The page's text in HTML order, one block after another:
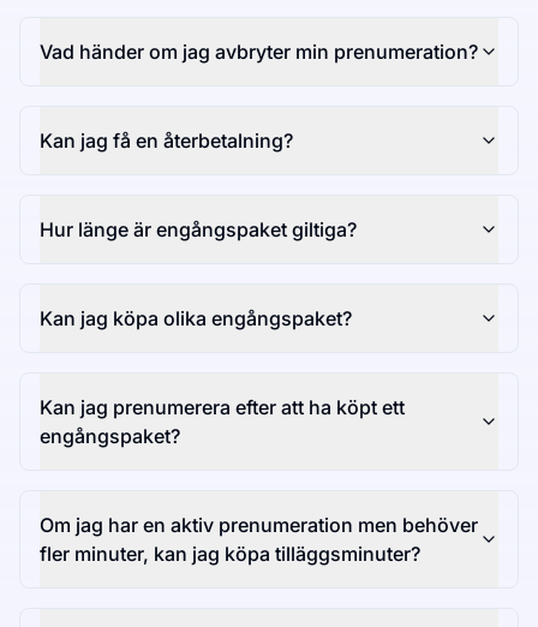
Vad händer om jag avbryter min prenumeration?
Kan jag få en återbetalning?
Hur länge är engångspaket giltiga?
Kan jag köpa olika engångspaket?
Kan jag prenumerera efter att ha köpt ett
engångspaket?
Om jag har en aktiv prenumeration men behöver
fler minuter, kan jag köpa tilläggsminuter?